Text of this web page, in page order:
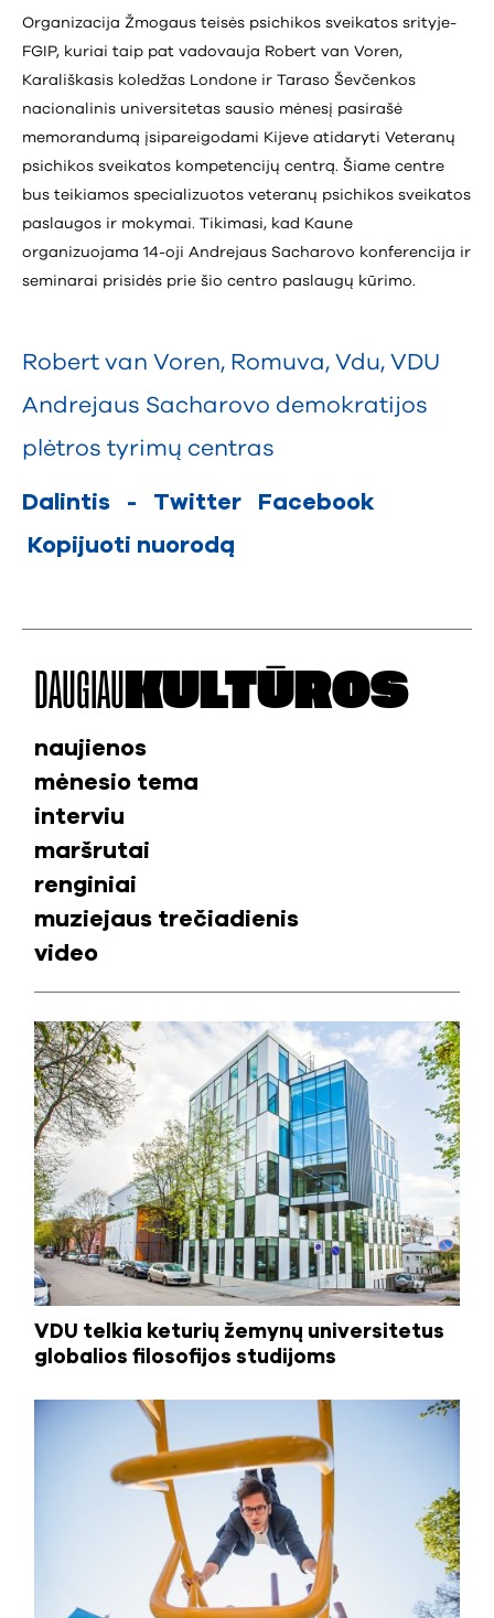
Organizacija Žmogaus teisės psichikos sveikatos srityje-
FGIP, kuriai taip pat vadovauja Robert van Voren,
Karališkasis koledžas Londone ir Taraso Ševčenkos
nacionalinis universitetas sausio mėnesį pasirašė
memorandumą įsipareigodami Kijeve atidaryti Veteranų
psichikos sveikatos kompetencijų centrą. Šiame centre
bus teikiamos specializuotos veteranų psichikos sveikatos
paslaugos ir mokymai. Tikimasi, kad Kaune
organizuojama 14-oji Andrejaus Sacharovo konferencija ir
seminarai prisidės prie šio centro paslaugų kūrimo.
Robert van Voren, Romuva, Vdu, VDU
Andrejaus Sacharovo demokratijos
plėtros tyrimų centras
Dalintis - Twitter
Facebook
Kopijuoti nuorodą
DAUGIAU KULTŪROS
VDU telkia keturių žemynų universitetus
globalios filosofijos studijoms
naujienos
mėnesio tema
interviu
maršrutai
renginiai
muziejaus trečiadienis
video